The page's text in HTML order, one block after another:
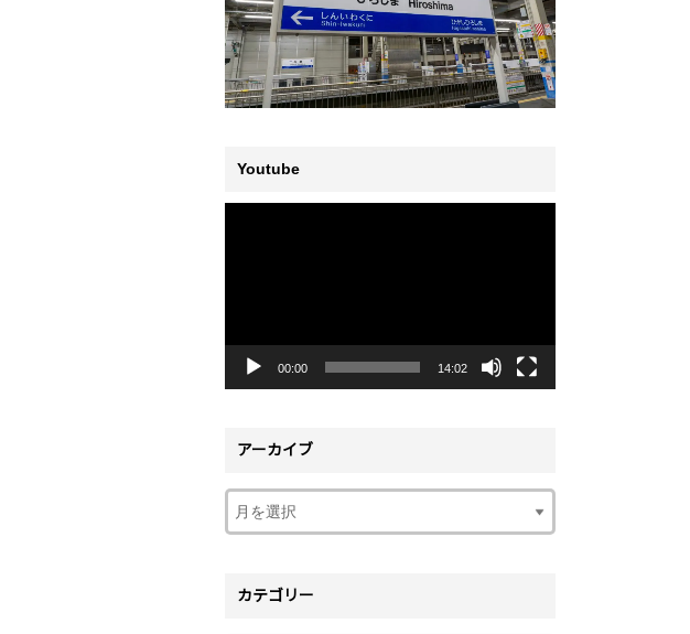
Youtube
ヤ
00:00 14:02
アーカイブ
カテゴリー